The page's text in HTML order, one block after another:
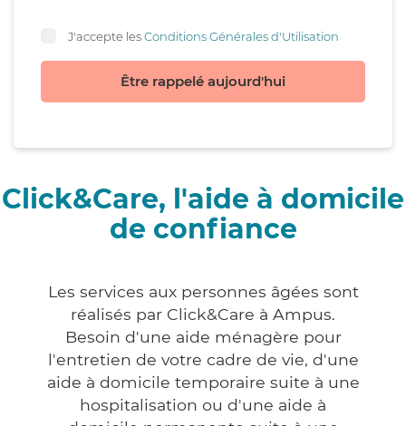
J'accepte lesConditions Générales d'Utilisation
Être rappelé aujourd'hui
Click&Care, l'aide à domicile
de confiance
Les services aux personnes âgées sont
réalisés par Click&Care à Ampus.
Besoin d'une aide ménagère pour
l'entretien de votre cadre de vie, d'une
aide à domicile temporaire suite à une
hospitalisation ou d'une aide à